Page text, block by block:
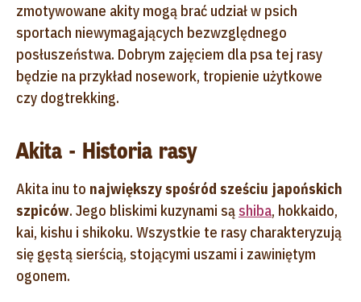
zmotywowane akity mogą brać udział w psich
sportach niewymagających bezwzględnego
posłuszeństwa. Dobrym zajęciem dla psa tej rasy
będzie na przykład nosework, tropienie użytkowe
czy dogtrekking.
Akita - Historia rasy
Akita inu to największy spośród sześciu japońskich
szpiców. Jego bliskimi kuzynami są shiba, hokkaido,
kai, kishu i shikoku. Wszystkie te rasy charakteryzują
się gęstą sierścią, stojącymi uszami i zawiniętym
ogonem.